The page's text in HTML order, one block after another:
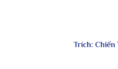
Trích: Chiến